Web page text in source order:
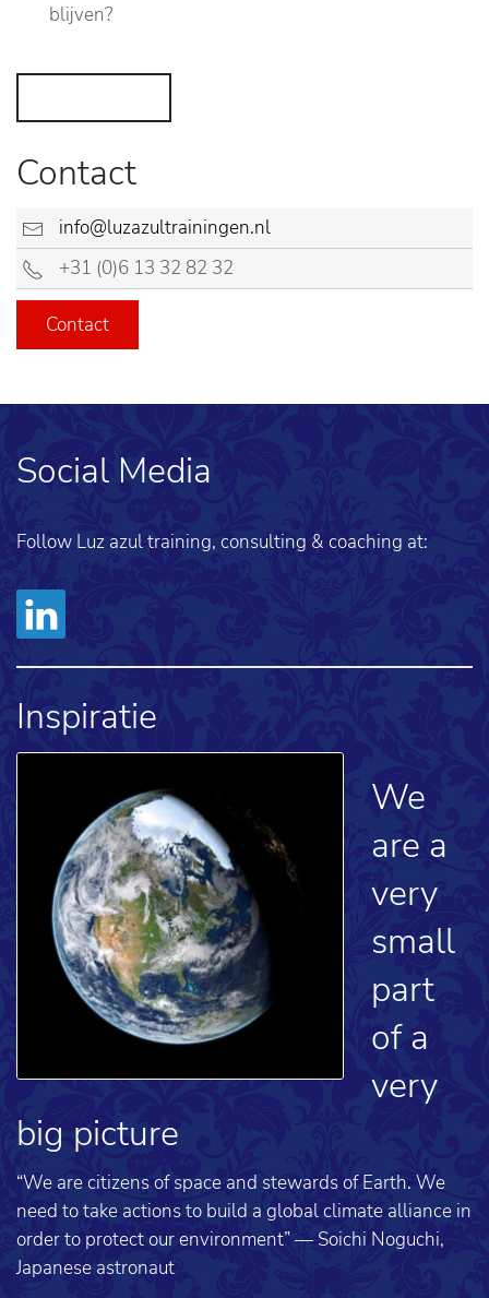
blijven?
Contact
info@luzazultrainingen.nl
+31 (0)6 13 32 82 32
Contact
Social Media
Follow Luz azul training, consulting & coaching at:
Inspiratie
We
are a
very
small
part
of a
very
big picture
“We are citizens of space and stewards of Earth. We
need to take actions to build a global climate alliance in
order to protect our environment” — Soichi Noguchi,
Japanese astronaut